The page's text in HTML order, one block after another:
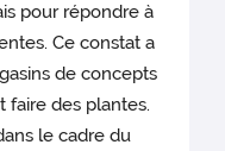
pour répondre à
Ce constat a
de concepts
faire des plantes.
le cadre du